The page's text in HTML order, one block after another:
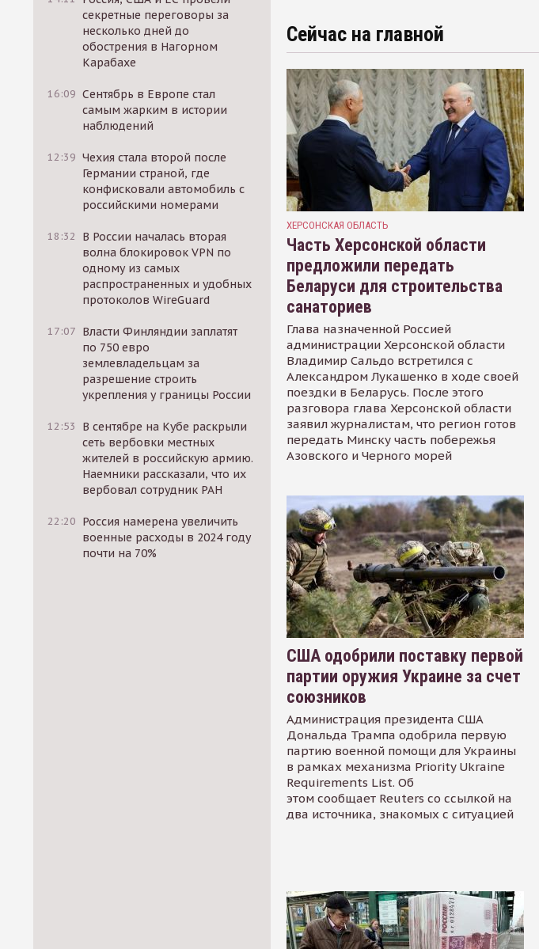
секретные переговоры за
несколько дней до
обострения в Нагорном
Карабахе
16:09 Сентябрь в Европе стал
самым жарким в истории
наблюдений
12:39 Чехия стала второй после
Германии страной, где
конфисковали автомобиль с
российскими номерами
18:32
В России началась вторая
волна блокировок VPN по
одному из самых
распространенных и удобных
протоколов WireGuard
17:07 Власти Финляндии заплатят
по 750 евро
землевладельцам за
разрешение строить
укрепления у границы России
12:53
В сентябре на Кубе раскрыли
сеть вербовки местных
жителей в российскую армию.
Наемники рассказали, что их
вербовал сотрудник РАН
22:20 Россия намерена увеличить
военные расходы в 2024 году
почти на 70%
Сейчас на главной
ХЕРСОНСКАЯ ОБЛАСТЬ
Часть Херсонской области
предложили передать
Беларуси для строительства
санаториев
Глава назначенной Россией
администрации Херсонской области
Владимир Сальдо встретился с
Александром Лукашенко в ходе своей
поездки в Беларусь. После этого
разговора глава Херсонской области
заявил журналистам, что регион готов
передать Минску часть побережья
Азовского и Черного морей
США одобрили поставку первой
партии оружия Украине за счет
союзников
Администрация президента США
Дональда Трампа одобрила первую
партию военной помощи для Украины
в рамках механизма Priority Ukraine
Requirements List. Об
этом сообщает Reuters со ссылкой на
два источника, знакомых с ситуацией